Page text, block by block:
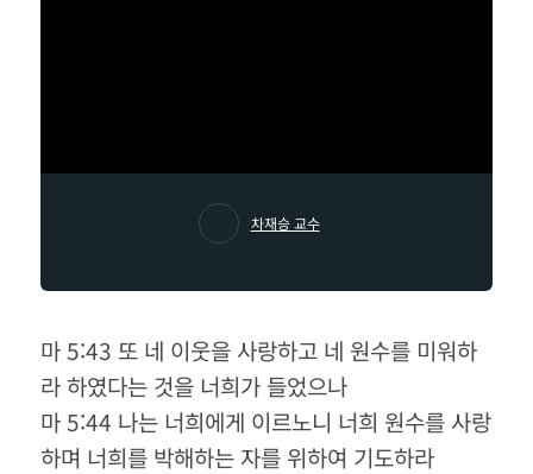
차재승 교수
마 5:43 또 네 이웃을 사랑하고 네 원수를 미워하
라 하였다는 것을 너희가 들었으나
마 5:44 나는 너희에게 이르노니 너희 원수를 사랑
하며 너희를 박해하는 자를 위하여 기도하라